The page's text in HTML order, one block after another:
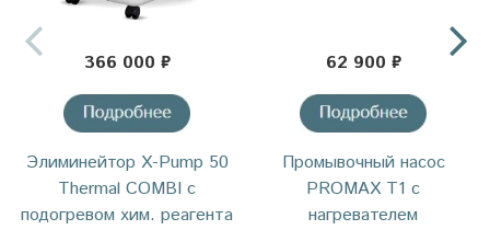
366 000 ₽
Элиминейтор X-Pump 50
Thermal COMBI с
подогревом хим. реагента
62 900 ₽
Промывочный насос
PROMAX T1 с
нагревателем